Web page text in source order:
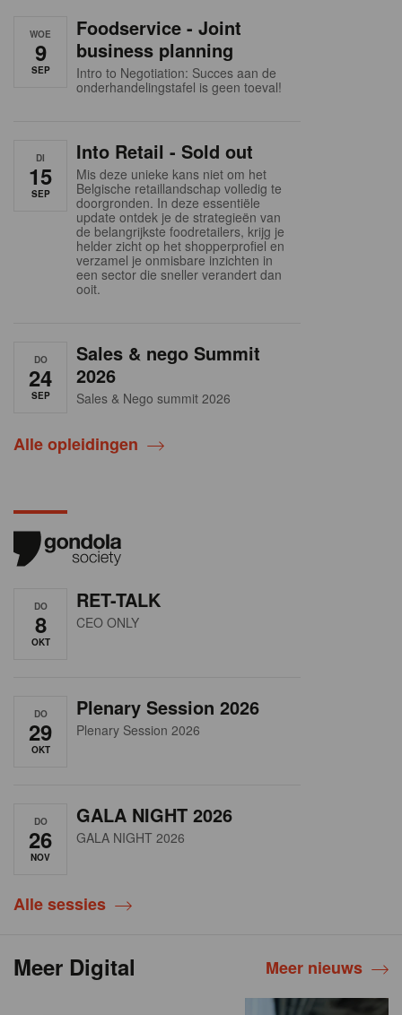
WOE
9
SEP
Foodservice - Joint
business planning
Intro to Negotiation: Succes aan de
onderhandelingstafel is geen toeval!
DI
15
SEP
Into Retail - Sold out
Mis deze unieke kans niet om het
Belgische retaillandschap volledig te
doorgronden. In deze essentiële
update ontdek je de strategieën van
de belangrijkste foodretailers, krijg je
helder zicht op het shopperprofiel en
verzamel je onmisbare inzichten in
een sector die sneller verandert dan
ooit.
DO
24
SEP
Sales & nego Summit
2026
Sales & Nego summit 2026
Alle opleidingen
DO
8
OKT
RET-TALK
CEO ONLY
DO
29
OKT
Plenary Session 2026
Plenary Session 2026
DO
26
NOV
GALA NIGHT 2026
GALA NIGHT 2026
Alle sessies
Meer Digital Meer nieuws